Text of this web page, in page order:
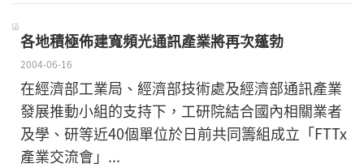
各地積極佈建寬頻光通訊產業將再次蓬勃
2004-06-16
在經濟部工業局、經濟部技術處及經濟部通訊產業
發展推動小組的支持下，工研院結合國內相關業者
及學、研等近40個單位於日前共同籌組成立「FTTx
產業交流會」...